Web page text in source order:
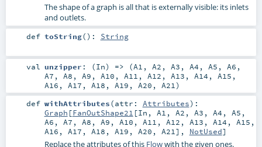
The shape of a graph is all that is externally visible: its inlets
and outlets.
def toString() : String
val unzipper : (In) => (A1 , A2 , A3 , A4 , A5 , A6 ,
A7 , A8 , A9 , A10 , A11 , A12 , A13 , A14 , A15 ,
A16 , A17 , A18 , A19 , A20 , A21)
def withAttributes(attr: Attributes) :
Graph [FanOutShape21 [In , A1 , A2 , A3 , A4 , A5 ,
A6 , A7 , A8 , A9 , A10 , A11 , A12 , A13 , A14 , A15 ,
A16 , A17 , A18 , A19 , A20 , A21], NotUsed]
Replace the attributes of this Flowwith the given ones.